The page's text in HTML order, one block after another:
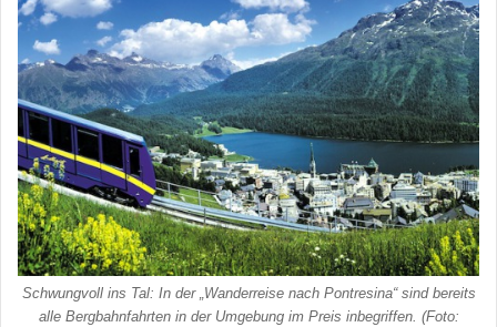
Schwungvoll ins Tal: In der „Wanderreise nach Pontresina“ sind bereits
alle Bergbahnfahrten in der Umgebung im Preis inbegriffen. (Foto: